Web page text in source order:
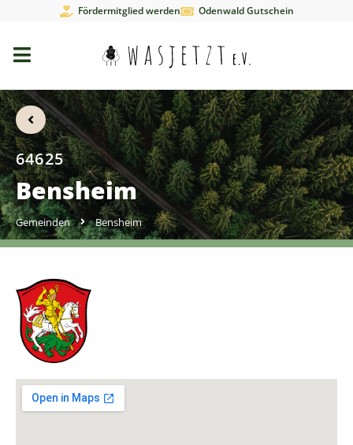
Fördermitglied werden Odenwald Gutschein
64625
Bensheim
Gemeinden Bensheim